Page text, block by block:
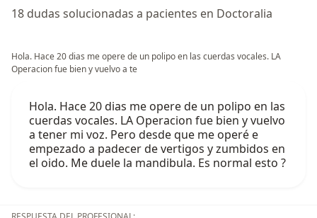
18 dudas solucionadas a pacientes en Doctoralia
Hola. Hace 20 dias me opere de un polipo en las cuerdas vocales. LA
Operacion fue bien y vuelvo a te
Hola. Hace 20 dias me opere de un polipo en las
cuerdas vocales. LA Operacion fue bien y vuelvo
a tener mi voz. Pero desde que me operé e
empezado a padecer de vertigos y zumbidos en
el oido. Me duele la mandibula. Es normal esto ?